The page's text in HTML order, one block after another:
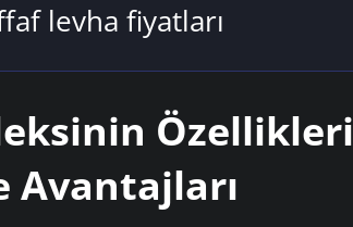
levha fiyatları
Özellikleri
Avantajları